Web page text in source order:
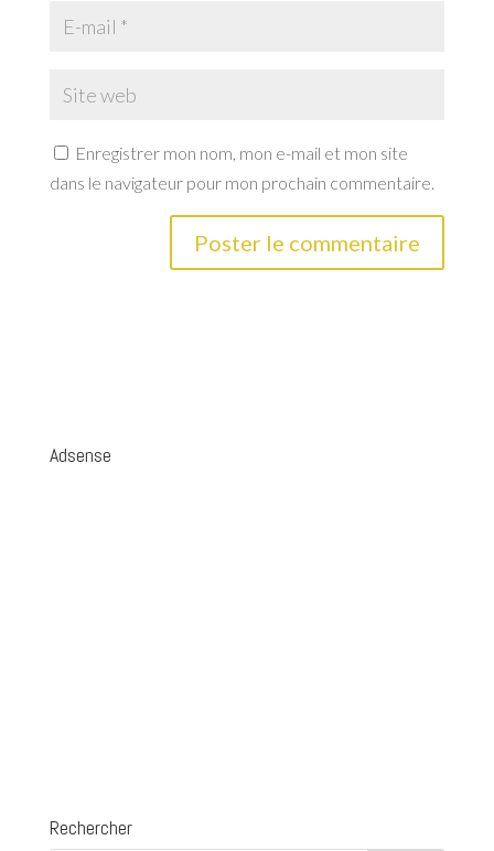
Enregistrer mon nom, mon e-mail et mon site
dans le navigateur pour mon prochain commentaire.
Adsense
Rechercher